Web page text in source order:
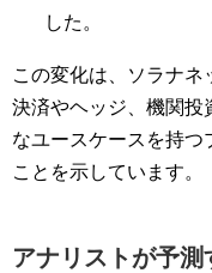
した。
この変化は、ソラナネ
決済やヘッジ、機関投
なユースケースを持つ
ことを示しています。
アナリストが予